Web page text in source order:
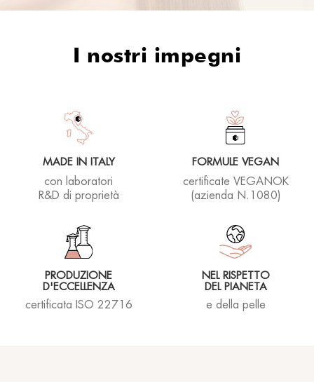
molto. Ottimo prodotto.
Rhea lover
Semplicemente fantastica! Questa crema ha una
texture molto fresca, gradevole e di facile
I nostri impegni
MADE IN ITALY
con laboratori
R&D di proprietà
FORMULE VEGAN
certificate VEGANOK
(azienda N.1080)
PRODUZIONE
D'ECCELLENZA
certificata ISO 22716
NEL RISPETTO
DEL PIANETA
e della pelle